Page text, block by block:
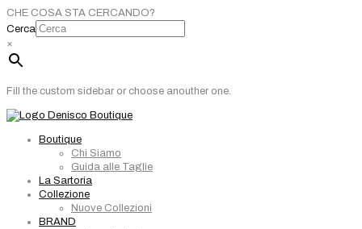
CHE COSA STA CERCANDO?
Cerca
×
Fill the custom sidebar or choose anouther one.
Boutique
Chi Siamo
Guida alle Taglie
La Sartoria
Collezione
Nuove Collezioni
BRAND